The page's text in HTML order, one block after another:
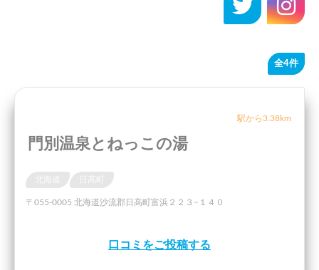
全4件
駅から3.38km
門別温泉とねっこの湯
〒055-0005 北海道沙流郡日高町富浜２２３−１４０
口コミをご投稿する